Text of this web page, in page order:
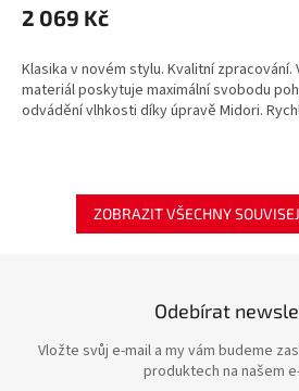
2 069 Kč
Klasika v novém stylu. Kvalitní
materiál poskytuje maximální svobodu
odvádění vlhkosti díky úpravě Midori.
ZOBRAZIT VŠECHNY
Odebírat
Vložte svůj e-mail a my vám budeme
produktech na našem